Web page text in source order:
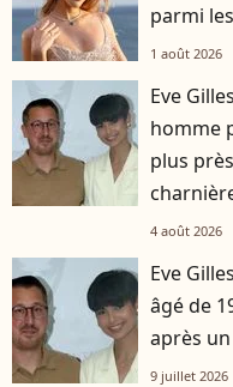
parmi
1 août 2026
Eve
homme
plus
4 août 2026
Eve
âgé de
après
9 juillet 2026